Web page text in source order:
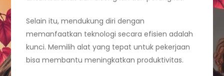
Selain itu, mendukung diri dengan
memanfaatkan teknologi secara efisien adalah
kunci. Memilih alat yang tepat untuk pekerjaan
bisa membantu meningkatkan produktivitas.